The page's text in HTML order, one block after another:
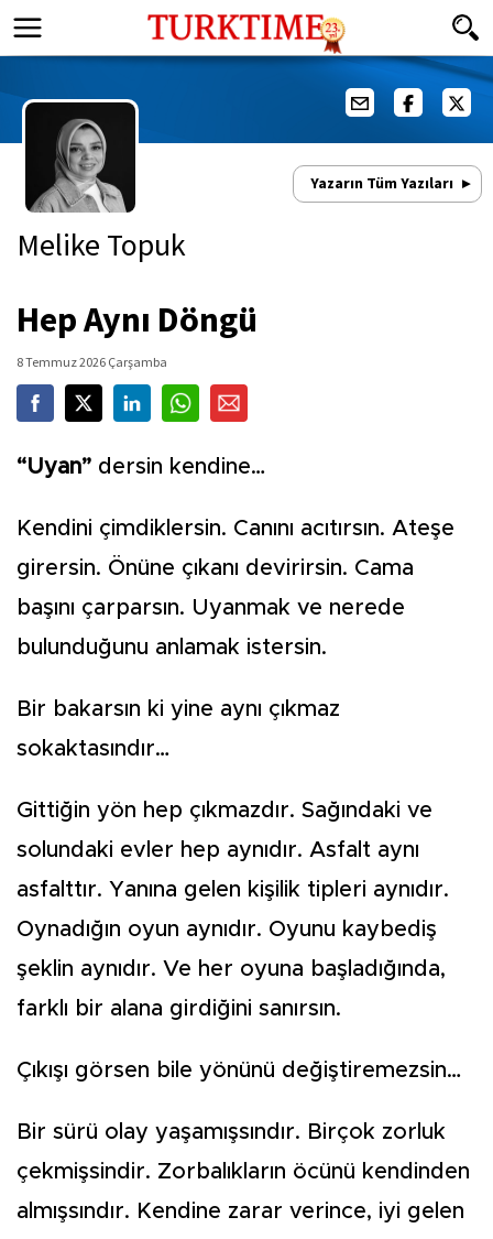
Yazarın Tüm Yazıları
Melike Topuk
Hep Aynı Döngü
8 Temmuz 2026 Çarşamba
“Uyan” dersin kendine…
Kendini çimdiklersin. Canını acıtırsın. Ateşe
girersin. Önüne çıkanı devirirsin. Cama
başını çarparsın. Uyanmak ve nerede
bulunduğunu anlamak istersin.
Bir bakarsın ki yine aynı çıkmaz
sokaktasındır…
Gittiğin yön hep çıkmazdır. Sağındaki ve
solundaki evler hep aynıdır. Asfalt aynı
asfalttır. Yanına gelen kişilik tipleri aynıdır.
Oynadığın oyun aynıdır. Oyunu kaybediş
şeklin aynıdır. Ve her oyuna başladığında,
farklı bir alana girdiğini sanırsın.
Çıkışı görsen bile yönünü değiştiremezsin…
Bir sürü olay yaşamışsındır. Birçok zorluk
çekmişsindir. Zorbalıkların öcünü kendinden
almışsındır. Kendine zarar verince, iyi gelen